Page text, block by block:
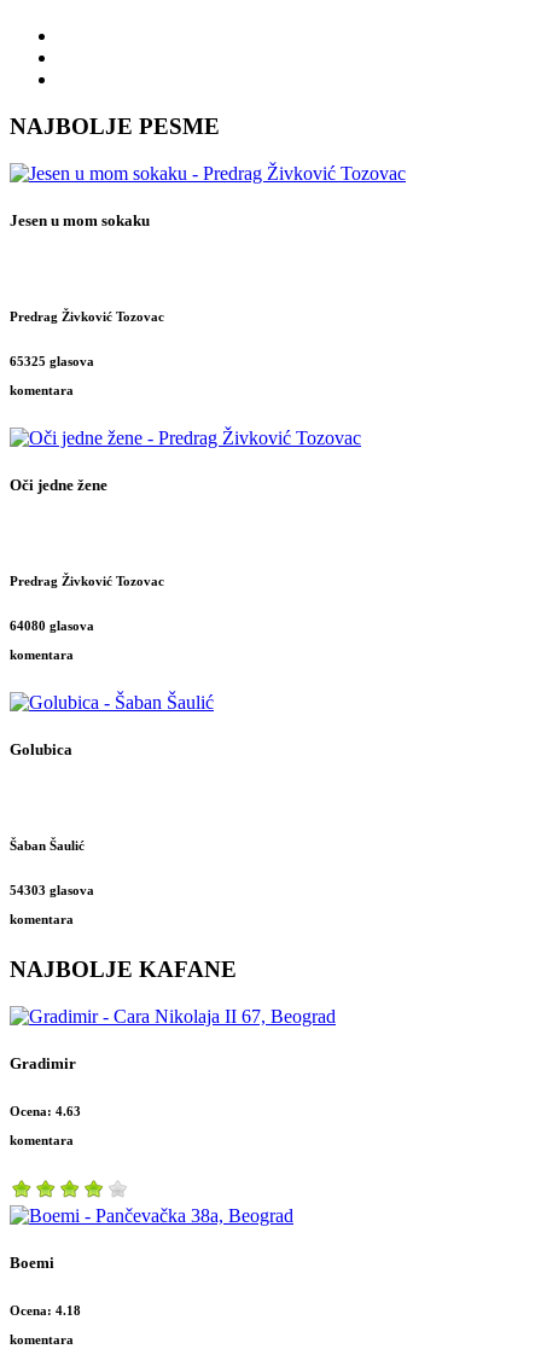
NAJBOLJE PESME
Jesen u mom sokaku
Predrag Živković Tozovac
65325 glasova
komentara
Oči jedne žene
Predrag Živković Tozovac
64080 glasova
komentara
Golubica
Šaban Šaulić
54303 glasova
komentara
NAJBOLJE KAFANE
Gradimir
Ocena: 4.63
komentara
Boemi
Ocena: 4.18
komentara